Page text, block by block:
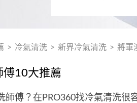
> 冷氣清洗 > 新界冷氣清洗 > 將軍
傅10大推薦
師傅？在PRO360找冷氣清洗